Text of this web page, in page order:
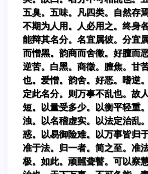
五臭。五味。凡四类。自然存
不期为人用。人必用之。终身
能辩其名分。名宜属彼。分宜
而憎黑。韵商而舍徵。好膻而
逆苦。白黑。商徵。膻焦。甘
也。爱憎。韵舍。好恶。嗜逆
定此名分。则万事不乱也。故
短。以量受多少。以衡平轻重
浊。以名稽虚实。以法定治乱
惑。以易御险难。以万事皆归
准于法。归一者。简之至。准
极。如此。顽嚚聋瞽。可以察